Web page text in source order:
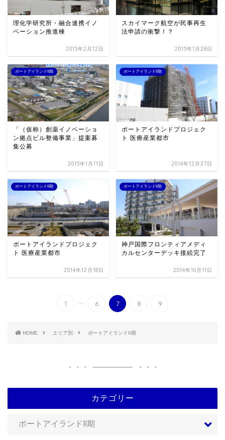
理化学研究所・融合連携イノ
ベーション推進棟
2015年2月12日
スカイマーク航空が民事再生
法申請の衝撃！？
2015年1月28日
ポートアイランドII期
「（仮称）創薬イノベーショ
ン拠点ビル整備事業」提案募
集公募
2015年1月11日
ポートアイランドII期
ポートアイランドプロジェク
ト 医療産業都市
2014年12月27日
ポートアイランドII期
ポートアイランドプロジェク
ト 医療産業都市
2014年12月18日
ポートアイランドII期
神戸国際フロンティアメディ
カルセンターデッキ接続完了
2014年10月11日
1 ... 6 7 8 9
HOME エリア別 ポートアイランドII期
カテゴリー